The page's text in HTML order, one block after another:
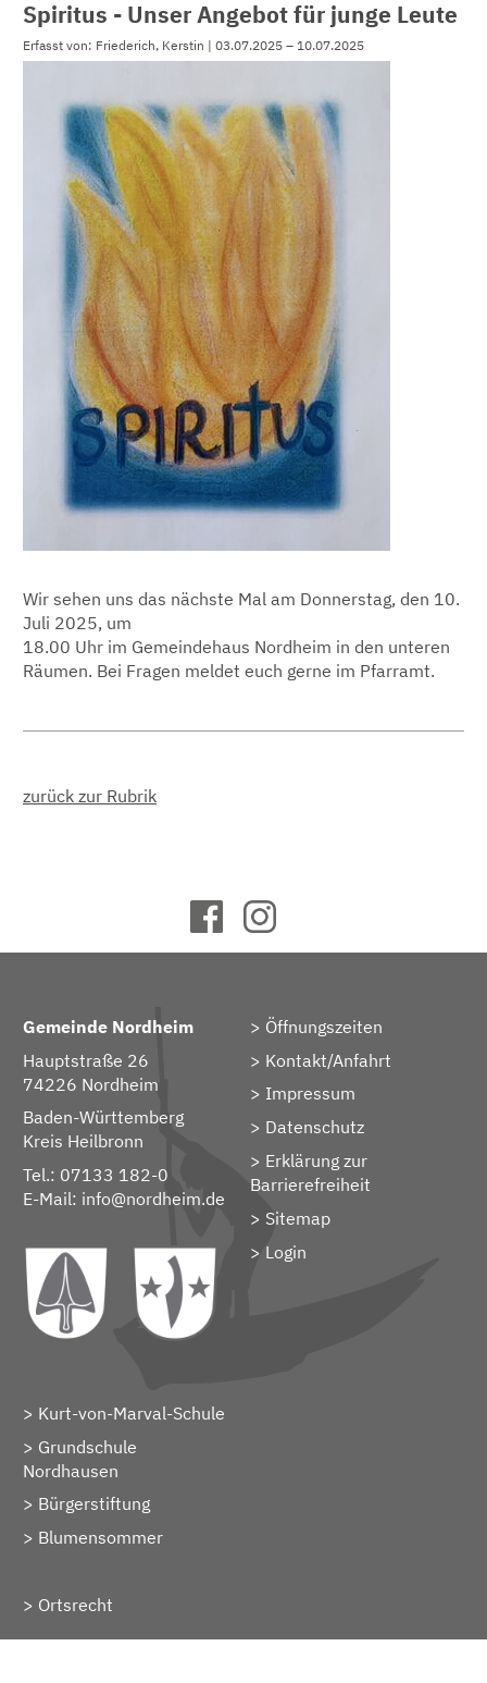
Spiritus - Unser Angebot für junge Leute
Erfasst von: Friederich, Kerstin | 03.07.2025 – 10.07.2025
Wir sehen uns das nächste Mal am Donnerstag, den 10.
Juli 2025, um
18.00 Uhr im Gemeindehaus Nordheim in den unteren
Räumen. Bei Fragen meldet euch gerne im Pfarramt.
zurück zur Rubrik
Gemeinde Nordheim
Hauptstraße 26
74226 Nordheim
Baden-Württemberg
Kreis Heilbronn
Tel.: 07133 182-0
E-Mail: info@nordheim.de
Öffnungszeiten
Kontakt/Anfahrt
Impressum
Datenschutz
Erklärung zur
Barrierefreiheit
Sitemap
> Login
Kurt-von-Marval-Schule
Grundschule
Nordhausen
Bürgerstiftung
Blumensommer
Ortsrecht